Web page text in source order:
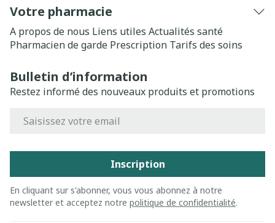
Votre pharmacie
A propos de nous Liens utiles Actualités santé
Pharmacien de garde Prescription Tarifs des soins
Bulletin d’information
Restez informé des nouveaux produits et promotions
Inscription
En cliquant sur s'abonner, vous vous abonnez à notre
newsletter et acceptez notre politique de confidentialité.